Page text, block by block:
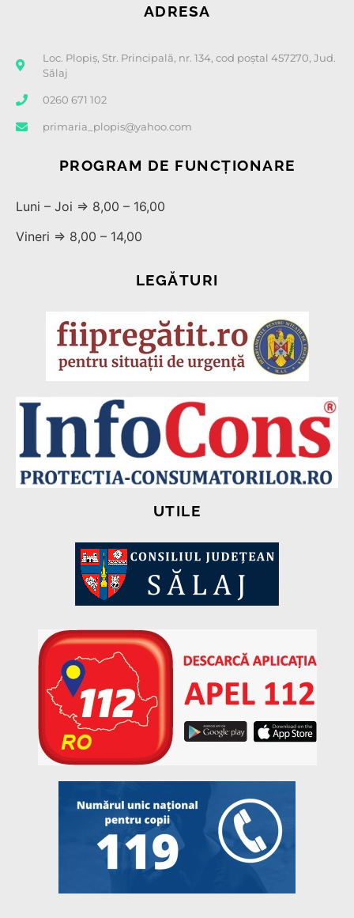
ADRESA
Loc. Plopiș, Str. Principală, nr. 134, cod poștal 457270, Jud.
Sălaj
0260 671 102
primaria_plopis@yahoo.com
PROGRAM DE FUNCȚIONARE
Luni – Joi ⇒ 8,00 – 16,00
Vineri ⇒ 8,00 – 14,00
LEGĂTURI
UTILE